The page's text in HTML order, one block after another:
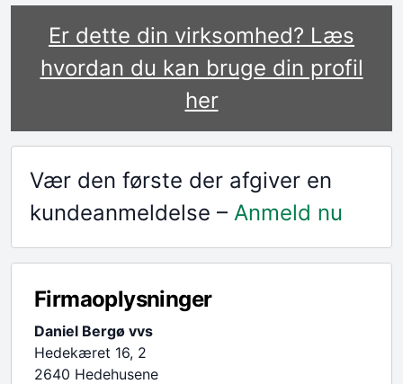
Er dette din virksomhed? Læs
hvordan du kan bruge din profil
her
Vær den første der afgiver en
kundeanmeldelse – Anmeld nu
Firmaoplysninger
Daniel Bergø vvs
Hedekæret 16, 2
2640 Hedehusene